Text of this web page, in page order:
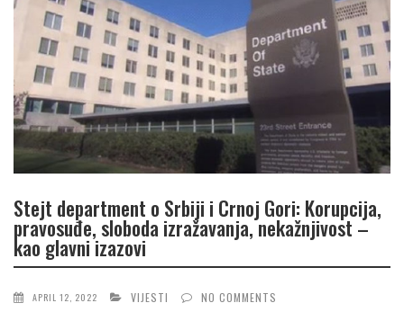
Stejt department o Srbiji i Crnoj Gori: Korupcija,
pravosuđe, sloboda izražavanja, nekažnjivost –
kao glavni izazovi
APRIL 12, 2022 VIJESTI NO COMMENTS